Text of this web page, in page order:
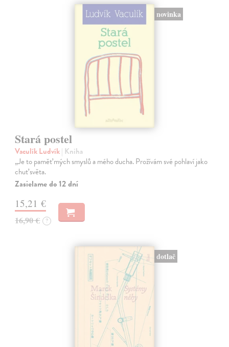
novinka
Stará postel
Vaculík Ludvík| Kniha
„Je to paměť mých smyslů a mého ducha. Prožívám své pohlaví jako
chuť světa.
Zasielame do 12 dní
15,21 €
16,90 € ?
dotlač